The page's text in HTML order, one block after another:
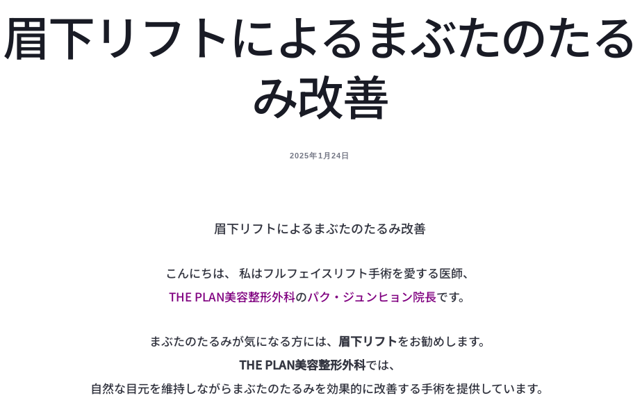
眉下リフトによるまぶたのたる
み改善
2025年1月24日
眉下リフトによるまぶたのたるみ改善
こんにちは、 私はフルフェイスリフト手術を愛する医師、
THE PLAN美容整形外科のパク・ジュンヒョン院長です。
まぶたのたるみが気になる方には、 眉下リフトをお勧めします。
THE PLAN美容整形外科では、
自然な目元を維持しながらまぶたのたるみを効果的に改善する手術を提供しています。